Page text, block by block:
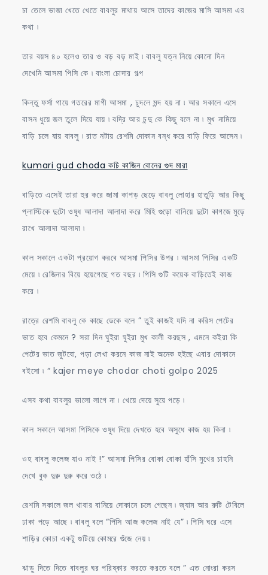
চা তেলে ভাজা খেতে খেতে বাবলুর মাথায় আসে তাদের কাজের মাসি আসমা এর
কথা ৷
তার বয়স ৪০ হলেও তার ও বড় বড় মাই ৷ বাবলু যত্ন নিয়ে কোনো দিন
দেখেনি আসমা পিসি কে ৷ বাংলা চোদার গল্প
কিন্তু ফর্সা গায়ে গতরের মাগী আসমা , চুদলে মন্দ হয় না ৷ আর সকালে এসে
বাসন ধুয়ে জল তুলে দিয়ে যায় ৷ বদ্রি আর চন্দু কে কিছু বলে না ৷ মুখ নামিয়ে
বাড়ি চলে যায় বাবলু ৷ রাত নটায় রেশমি দোকান বন্ধ করে বাড়ি ফিরে আসেন ৷
kumari gud choda কচি কাজিন বোনের গুদ মারা
বাড়িতে এসেই তারা হুর করে জামা কাপড় ছেড়ে বাবলু লোহার হাতুড়ি আর কিছু
প্লাস্টিকে দুটো ওষুধ আলাদা আলাদা করে মিহি গুড়ো বানিয়ে দুটো কাগজে মুড়ে
রাখে আলাদা আলাদা ৷
কাল সকালে একটা প্রয়োগ করবে আসমা পিসির উপর ৷ আসমা পিসির একটি
মেয়ে ৷ রেজিনার বিয়ে হয়েগেছে গত বছর ৷ পিসি গুটি কয়েক বাড়িতেই কাজ
করে ৷
রাত্রে রেশমি বাবলু কে কাছে ডেকে বলে ” তুই কাজই যদি না করিস পেটের
ভাত হবে কেমনে ? সরা দিন ঘুইরা ঘুইরা মুখ কালী করছস , এমনে কইরা কি
পেটের ভাত জুটবো, পড়া লেখা করনে কাজ নাই অনেক হইছে এবার দোকানে
বইসো ৷ “ kajer meye chodar choti golpo 2025
এসব কথা বাবলুর ভালো লাগে না ৷ খেয়ে দেয়ে সুয়ে পড়ে ৷
কাল সকালে আসমা পিসিকে ওষুধ দিয়ে দেখতে হবে অসুধে কাজ হয় কিনা ৷
ওহ বাবলু কলেজ যাও নাই !” আসমা পিসির বোকা বোকা হাঁসি মুখের চাহনি
দেখে বুক দুরু দুরু করে ওঠে ৷
রেশমি সকালে জল খাবার বানিয়ে দোকানে চলে গেছেন ৷ জ্যাম আর রুটি টেবিলে
ঢাকা পড়ে আছে ৷ বাবলু বলে “পিসি আজ কলেজ নাই যে” ৷ পিসি ঘরে এসে
শাড়ির কোচা একটু গুটিয়ে কোমরে গুঁজে নেয় ৷
ঝাড়ু দিতে দিতে বাবলুর ঘর পরিষ্কার করতে করতে বলে ” এত নোংরা করস